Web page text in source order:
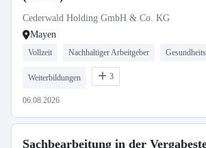
Cederwald Holding GmbH & Co. KG
Mayen
Vollzeit Nachhaltiger Arbeitgeber
Weiterbildungen 3
06.08.2026
Sachbearbeitung in der